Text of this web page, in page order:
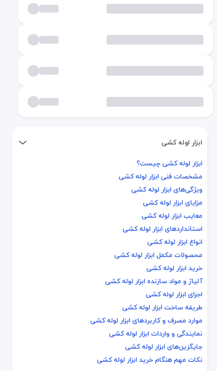
ابزار لوله کشی
ابزار لوله کشی چیست؟
مشخصات فنی ابزار لوله کشی
ویژگی‌های ابزار لوله کشی
مزایای ابزار لوله کشی
معایب ابزار لوله کشی
استانداردهای ابزار لوله کشی
انواع ابزار لوله کشی
محصولات مکمل ابزار لوله کشی
خرید ابزار لوله کشی
آلیاژ و مواد سازنده ابزار لوله کشی
اجزای ابزار لوله کشی
طریقه ساخت ابزار لوله کشی
موارد مصرف و کاربردهای ابزار لوله کشی
نمایندگی و واردات ابزار لوله کشی
جایگزین‌های ابزار لوله کشی
نکات مهم هنگام خرید ابزار لوله کشی
ابزار لوله کشی چیست؟
مشخصات فنی ابزار لوله کشی
ویژگی‌های ابزار لوله کشی
مزایای ابزار لوله کشی
معایب ابزار لوله کشی
استانداردهای ابزار لوله کشی
انواع ابزار لوله کشی
محصولات مکمل ابزار لوله کشی
خرید ابزار لوله کشی
آلیاژ و مواد سازنده ابزار لوله کشی
اجزای ابزار لوله کشی
طریقه ساخت ابزار لوله کشی
موارد مصرف و کاربردهای ابزار لوله کشی
نمایندگی و واردات ابزار لوله کشی
جایگزین‌های ابزار لوله کشی
نکات مهم هنگام خرید ابزار لوله کشی